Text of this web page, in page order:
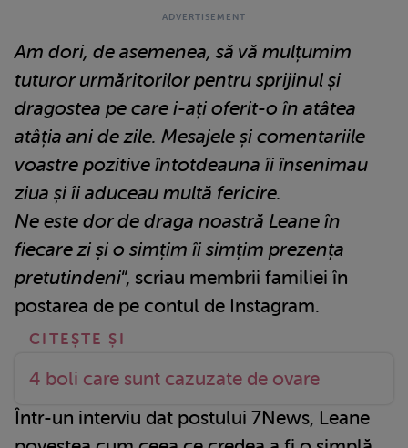
Am dori, de asemenea, să vă mulțumim
tuturor urmăritorilor pentru sprijinul și
dragostea pe care i-ați oferit-o în atâtea
atâția ani de zile. Mesajele și comentariile
voastre pozitive întotdeauna îi însenimau
ziua și îi aduceau multă fericire.
Ne este dor de draga noastră Leane în
fiecare zi și o simțim îi simțim prezența
pretutindeni“, scriau membrii familiei în
postarea de pe contul de Instagram.
4 boli care sunt cazuzate de ovare
Într-un interviu dat postului 7News, Leane